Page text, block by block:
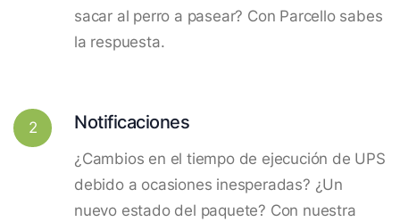
sacar al perro a pasear? Con Parcello sabes
la respuesta.
2 Notificaciones
¿Cambios en el tiempo de ejecución de UPS
debido a ocasiones inesperadas? ¿Un
nuevo estado del paquete? Con nuestra